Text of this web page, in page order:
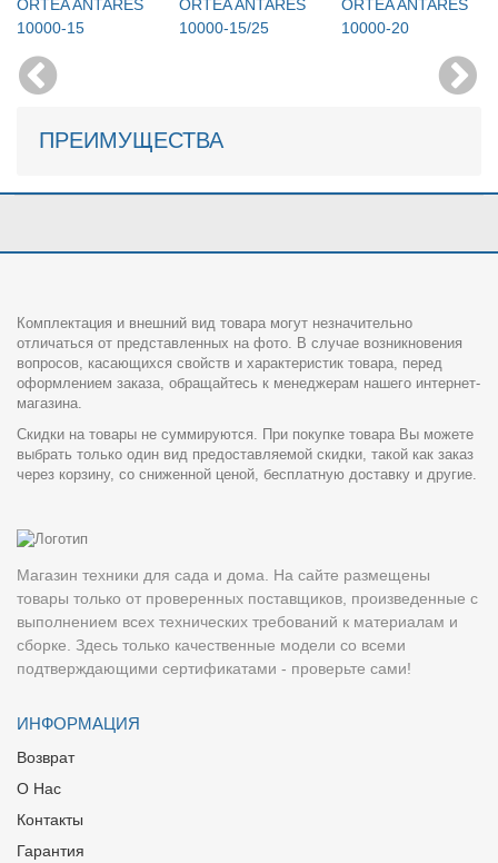
ORTEA ANTARES
10000-15
ORTEA ANTARES
10000-15/25
ORTEA ANTARES
10000-20
ПРЕИМУЩЕСТВА
Комплектация и внешний вид товара могут незначительно
отличаться от представленных на фото. В случае возникновения
вопросов, касающихся свойств и характеристик товара, перед
оформлением заказа, обращайтесь к менеджерам нашего интернет-
магазина.
Скидки на товары не суммируются. При покупке товара Вы можете
выбрать только один вид предоставляемой скидки, такой как заказ
через корзину, со сниженной ценой, бесплатную доставку и другие.
Магазин техники для сада и дома. На сайте размещены
товары только от проверенных поставщиков, произведенные с
выполнением всех технических требований к материалам и
сборке. Здесь только качественные модели со всеми
подтверждающими сертификатами - проверьте сами!
ИНФОРМАЦИЯ
Возврат
О Нас
Контакты
Гарантия